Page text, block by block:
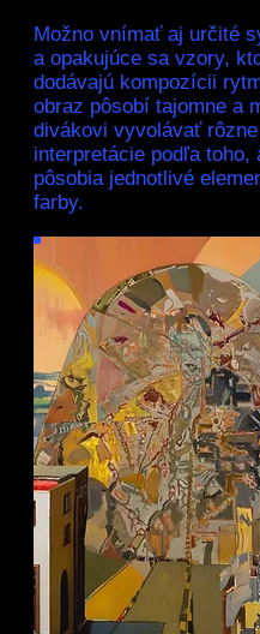
Možno vnímať aj určité
a opakujúce sa vzory,
dodávajú kompozícii
obraz pôsobí tajomne a
divákovi vyvolávať rôzne
interpretácie podľa toho,
pôsobia jednotlivé
farby.